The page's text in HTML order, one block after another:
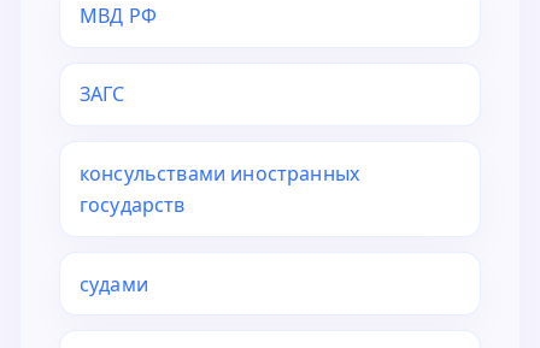
МВД РФ
ЗАГС
консульствами иностранных
государств
судами